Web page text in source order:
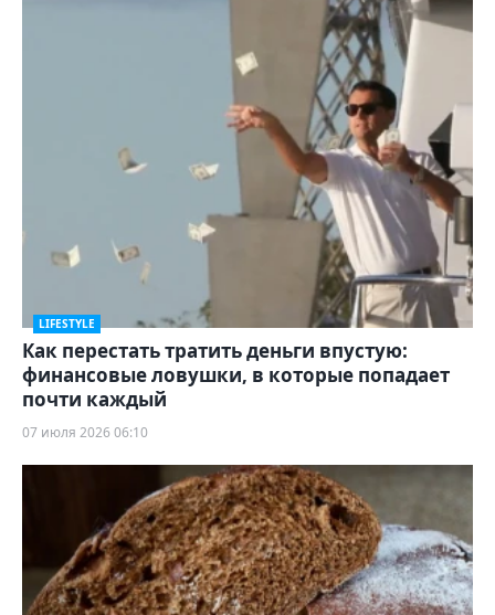
LIFESTYLE
Как перестать тратить деньги впустую:
финансовые ловушки, в которые попадает
почти каждый
07 июля 2026 06:10